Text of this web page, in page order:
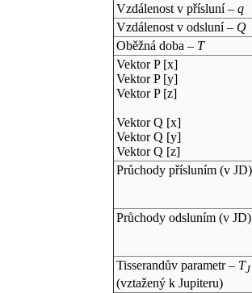
Vzdálenost v přísluní – q
Vzdálenost v odsluní – Q
Oběžná doba – T
Vektor P [x]
Vektor P [y]
Vektor P [z]
Vektor Q [x]
Vektor Q [y]
Vektor Q [z]
Průchody přísluním (v JD)
Průchody odsluním (v JD)
Tisserandův parametr – TJ
(vztažený k Jupiteru)